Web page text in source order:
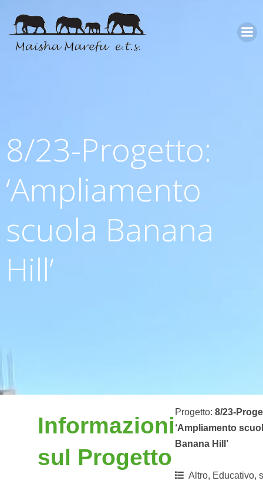
8/23-Progetto:
‘Ampliamento
scuola Banana
Hill’
Informazioni
sul Progetto
Progetto: 8/23-
‘Ampliamento
Banana Hill’
Altro, Educativo,